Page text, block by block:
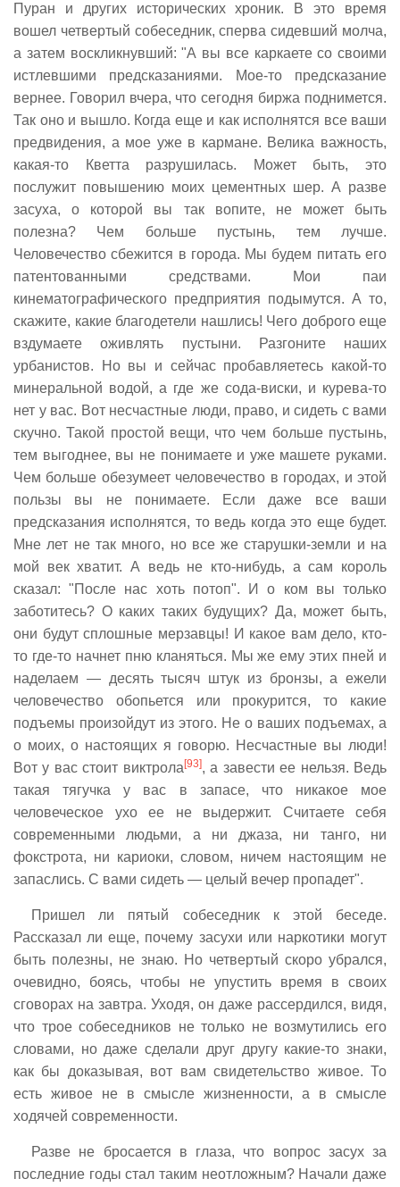
Пуран и других исторических хроник. В это время
вошел четвертый собеседник, сперва сидевший молча,
а затем воскликнувший: "А вы все каркаете со своими
истлевшими предсказаниями. Мое-то предсказание
вернее. Говорил вчера, что сегодня биржа поднимется.
Так оно и вышло. Когда еще и как исполнятся все ваши
предвидения, а мое уже в кармане. Велика важность,
какая-то Кветта разрушилась. Может быть, это
послужит повышению моих цементных шер. А разве
засуха, о которой вы так вопите, не может быть
полезна? Чем больше пустынь, тем лучше.
Человечество сбежится в города. Мы будем питать его
патентованными средствами. Мои паи
кинематографического предприятия подымутся. А то,
скажите, какие благодетели нашлись! Чего доброго еще
вздумаете оживлять пустыни. Разгоните наших
урбанистов. Но вы и сейчас пробавляетесь какой-то
минеральной водой, а где же сода-виски, и курева-то
нет у вас. Вот несчастные люди, право, и сидеть с вами
скучно. Такой простой вещи, что чем больше пустынь,
тем выгоднее, вы не понимаете и уже машете руками.
Чем больше обезумеет человечество в городах, и этой
пользы вы не понимаете. Если даже все ваши
предсказания исполнятся, то ведь когда это еще будет.
Мне лет не так много, но все же старушки-земли и на
мой век хватит. А ведь не кто-нибудь, а сам король
сказал: "После нас хоть потоп". И о ком вы только
заботитесь? О каких таких будущих? Да, может быть,
они будут сплошные мерзавцы! И какое вам дело, кто-
то где-то начнет пню кланяться. Мы же ему этих пней и
наделаем — десять тысяч штук из бронзы, а ежели
человечество обопьется или прокурится, то какие
подъемы произойдут из этого. Не о ваших подъемах, а
о моих, о настоящих я говорю. Несчастные вы люди!
Вот у вас стоит виктрола [93], а завести ее нельзя. Ведь
такая тягучка у вас в запасе, что никакое мое
человеческое ухо ее не выдержит. Считаете себя
современными людьми, а ни джаза, ни танго, ни
фокстрота, ни кариоки, словом, ничем настоящим не
запаслись. С вами сидеть — целый вечер пропадет".
Пришел ли пятый собеседник к этой беседе.
Рассказал ли еще, почему засухи или наркотики могут
быть полезны, не знаю. Но четвертый скоро убрался,
очевидно, боясь, чтобы не упустить время в своих
сговорах на завтра. Уходя, он даже рассердился, видя,
что трое собеседников не только не возмутились его
словами, но даже сделали друг другу какие-то знаки,
как бы доказывая, вот вам свидетельство живое. То
есть живое не в смысле жизненности, а в смысле
ходячей современности.
Разве не бросается в глаза, что вопрос засух за
последние годы стал таким неотложным? Начали даже